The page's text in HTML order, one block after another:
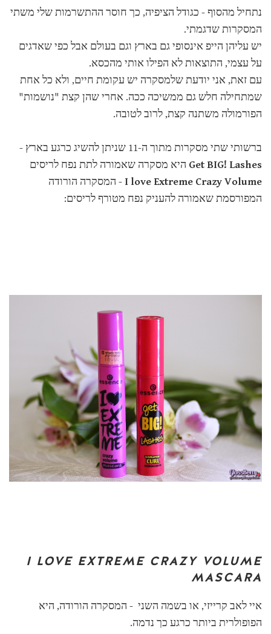
נתחיל מהסוף - כגודל הציפיה, כך חוסר ההתשרמות שלי משתי
המסקרות שדגמתי.
יש עליהן הייפ אינסופי גם בארץ וגם בעולם אבל כפי שאדגים
על עצמי, התוצאות לא הפילו אותי מהכסא.
עם זאת, אני יודעת שלמסקרה יש עקומת חיים, ולא כל אחת
שמתחילה חלש גם ממשיכה ככה. אחרי שהן קצת "נושמות"
הפורמולה משתנה קצת, לרוב לטובה.
ברשותי שתי מסקרות מתוך ה-11 שניתן להשיג כרגע בארץ -
Get BIG! Lashes היא מסקרה שאמורה לתת נפח לריסים
I love Extreme Crazy Volume - המסקרה הורודה
המפורסמת שאמורה להעניק נפח מטורף לריסים:
I LOVE EXTREME CRAZY VOLUME
MASCARA
איי לאב קרייזי, או בשמה השני - המסקרה הורודה, היא
הפופולרית ביותר כרגע כך נדמה.